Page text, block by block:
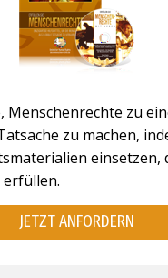
Menschenrechte zu
zu machen,
einsetzen,
JETZT ANFORDERN